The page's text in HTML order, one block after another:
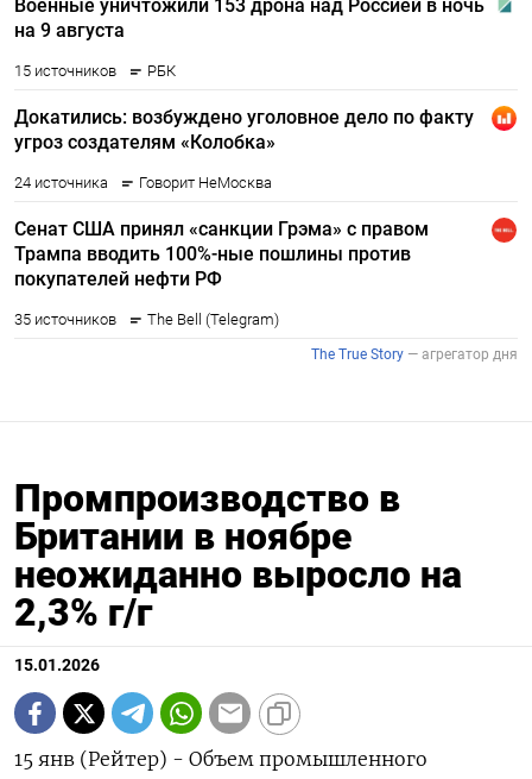
Промпроизводство в
Британии в ноябре
неожиданно выросло на
2,3% г/г
15.01.2026
15 янв (Рейтер) - Объем промышленного